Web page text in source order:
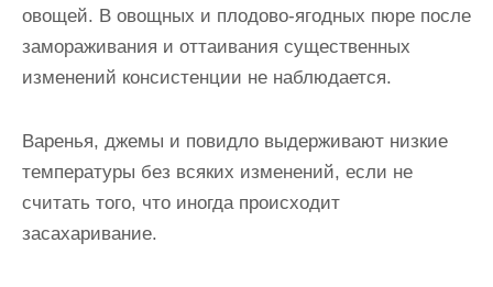
овощей. В овощных и плодово-ягодных пюре после
замораживания и оттаивания существенных
изменений консистенции не наблюдается.
Варенья, джемы и повидло выдерживают низкие
температуры без всяких изменений, если не
считать того, что иногда происходит
засахаривание.